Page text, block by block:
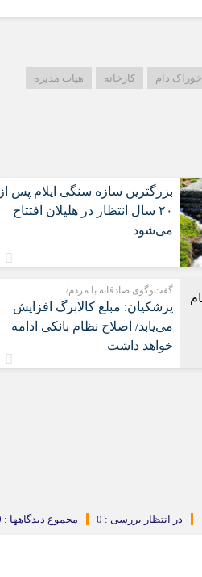
خوراک دام کارخانه
هیات مدیره
بزرگترین سازه سنگی ایلام پس از
۲۰ سال انتظار در هلیلان افتتاح
می‌شود
گفت‌وگوی صادقانه با مردم/
پزشکیان: مبلغ کالابرگ افزایش
می‌یابد/ اصلاح نظام بانکی ادامه
خواهد داشت
مجموع دیدگاهها : 0 در انتظار بررسی : 0